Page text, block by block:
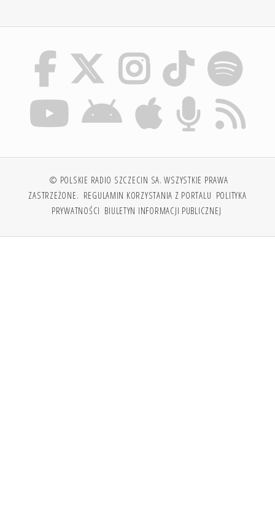
© POLSKIE RADIO SZCZECIN SA. WSZYSTKIE PRAWA
ZASTRZEŻONE. REGULAMIN KORZYSTANIA Z PORTALU POLITYKA
PRYWATNOŚCI BIULETYN INFORMACJI PUBLICZNEJ